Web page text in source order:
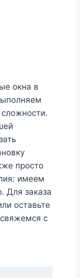
окна в
просто
имеем
Для заказа
оставьте
с